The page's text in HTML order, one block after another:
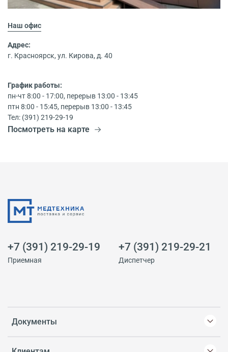
Наш офис
Адрес:
г. Красноярск, ул. Кирова, д. 40
График работы:
пн-чт 8:00 - 17:00, перерыв 13:00 - 13:45
птн 8:00 - 15:45, перерыв 13:00 - 13:45
Тел: (391) 219-29-19
Посмотреть на карте
Документы
+7 (391) 219-29-19
Приемная
+7 (391) 219-29-21
Диспетчер